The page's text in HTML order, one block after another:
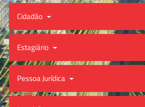
Cidadão
Estagiário
Pessoa Jurídica